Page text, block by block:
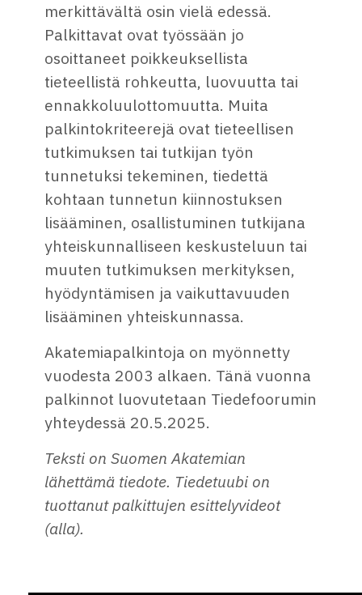
merkittävältä osin vielä edessä.
Palkittavat ovat työssään jo
osoittaneet poikkeuksellista
tieteellistä rohkeutta, luovuutta tai
ennakkoluulottomuutta. Muita
palkintokriteerejä ovat tieteellisen
tutkimuksen tai tutkijan työn
tunnetuksi tekeminen, tiedettä
kohtaan tunnetun kiinnostuksen
lisääminen, osallistuminen tutkijana
yhteiskunnalliseen keskusteluun tai
muuten tutkimuksen merkityksen,
hyödyntämisen ja vaikuttavuuden
lisääminen yhteiskunnassa.
Akatemiapalkintoja on myönnetty
vuodesta 2003 alkaen. Tänä vuonna
palkinnot luovutetaan Tiedefoorumin
yhteydessä 20.5.2025.
Teksti on Suomen Akatemian
lähettämä tiedote. Tiedetuubi on
tuottanut palkittujen esittelyvideot
(alla).